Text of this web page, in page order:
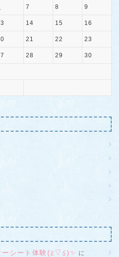
7 8 9
14 15 16
21 22 23
28 29 30
シート体験(≧▽≦)✨ に